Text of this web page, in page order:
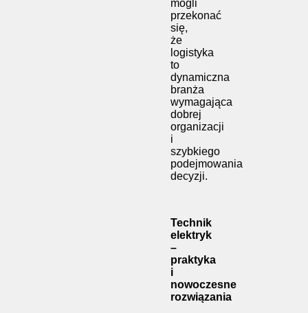
mogli
przekonać
się,
że
logistyka
to
dynamiczna
branża
wymagająca
dobrej
organizacji
i
szybkiego
podejmowania
decyzji.
Technik
elektryk
–
praktyka
i
nowoczesne
rozwiązania